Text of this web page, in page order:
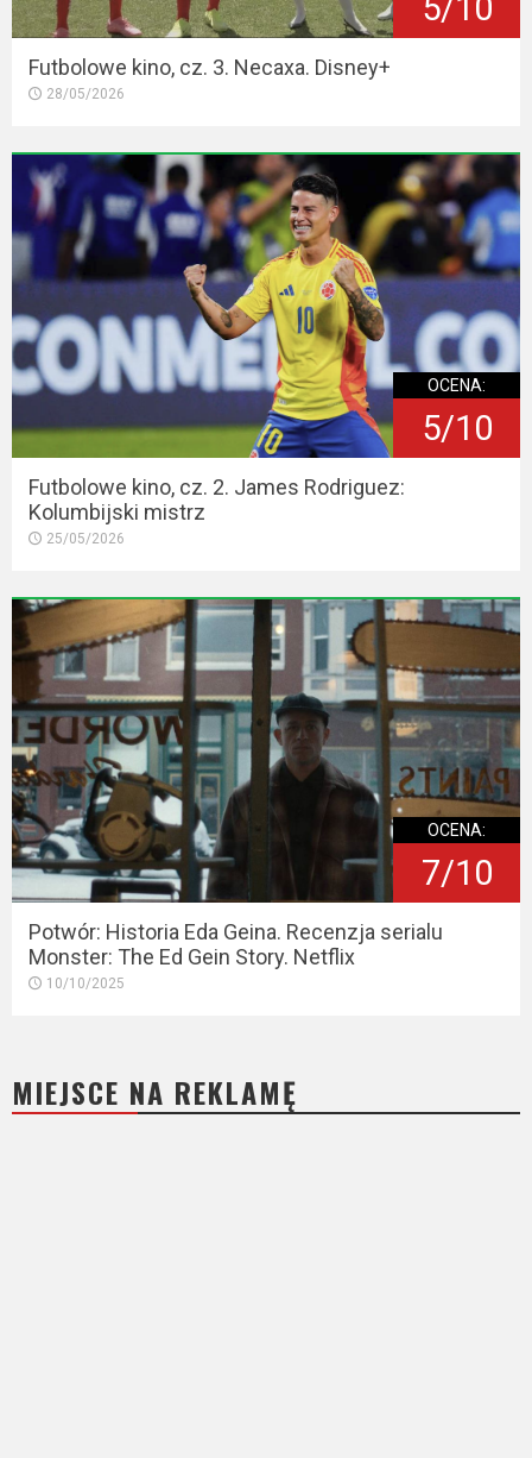
5/10
Futbolowe kino, cz. 3. Necaxa. Disney+
28/05/2026
OCENA:
5/10
Futbolowe kino, cz. 2. James Rodriguez:
Kolumbijski mistrz
25/05/2026
OCENA:
7/10
Potwór: Historia Eda Geina. Recenzja serialu
Monster: The Ed Gein Story. Netflix
10/10/2025
MIEJSCE NA REKLAMĘ